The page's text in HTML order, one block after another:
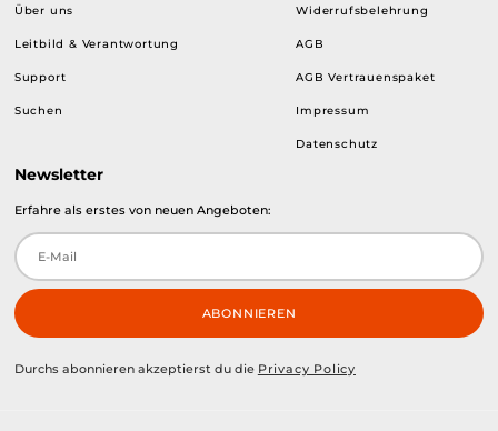
Über uns
Leitbild & Verantwortung
Support
Suchen
Widerrufsbelehrung
AGB
AGB Vertrauenspaket
Impressum
Datenschutz
Newsletter
Erfahre als erstes von neuen Angeboten:
ABONNIEREN
Durchs abonnieren akzeptierst du die Privacy Policy